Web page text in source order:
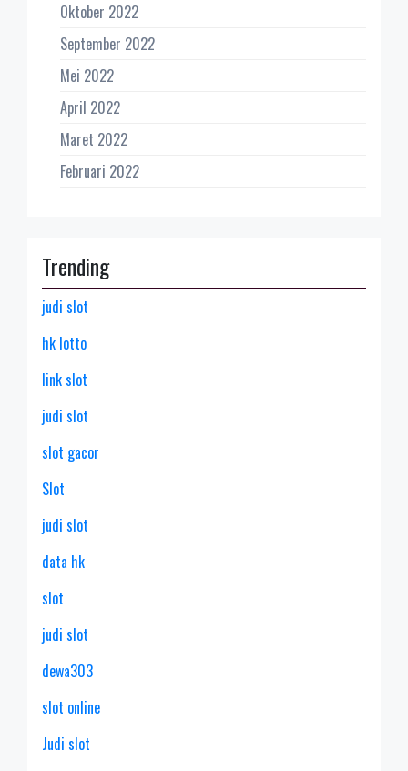
Oktober 2022
September 2022
Mei 2022
April 2022
Maret 2022
Februari 2022
Trending
judi slot
hk lotto
link slot
judi slot
slot gacor
Slot
judi slot
data hk
slot
judi slot
dewa303
slot online
Judi slot